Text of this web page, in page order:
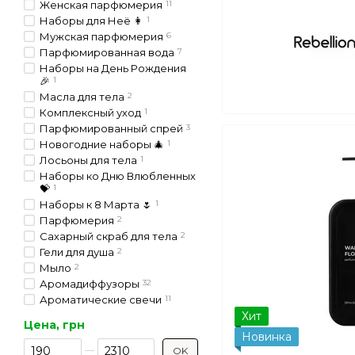
Хит
Новинка
Женская парфюмерия 11
Наборы для Неё 👩 1
Мужская парфюмерия 6
Парфюмированная вода 7
Наборы на День Рождения
🎉 1
Масла для тела 2
Комплексный уход 1
Парфюмированный спрей 3
Новогодние наборы 🎄 1
Лосьоны для тела 1
Наборы ко Дню Влюбленных
💝 1
Наборы к 8 Марта 🌷 1
Парфюмерия 2
Сахарный скраб для тела 2
Гели для душа 2
Мыло 2
Аромадиффузоры 32
Ароматические свечи 11
Цена, грн
От Цена, грн
До Цена, грн OK